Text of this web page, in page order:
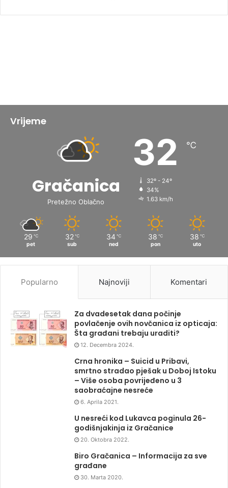
Vrijeme
Gračanica
Pretežno Oblačno
32 ℃
32º - 24º
34%
1.63 km/h
29 ℃
pet
32 ℃
sub
34 ℃
ned
38 ℃
pon
38 ℃
uto
Popularno Najnoviji Komentari
Za dvadesetak dana počinje
povlačenje ovih novčanica iz opticaja:
Šta građani trebaju uraditi?
12. Decembra 2024.
Crna hronika – Suicid u Pribavi,
smrtno stradao pješak u Doboj Istoku
– Više osoba povrijeđeno u 3
saobraćajne nesreće
6. Aprila 2021.
U nesreći kod Lukavca poginula 26-
godišnjakinja iz Gračanice
20. Oktobra 2022.
Biro Gračanica – Informacija za sve
građane
30. Marta 2020.